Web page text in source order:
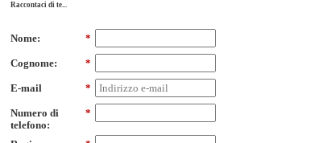
Raccontaci di te...
*
Nome:
*
Cognome:
*
E-mail
*
Numero di
telefono: